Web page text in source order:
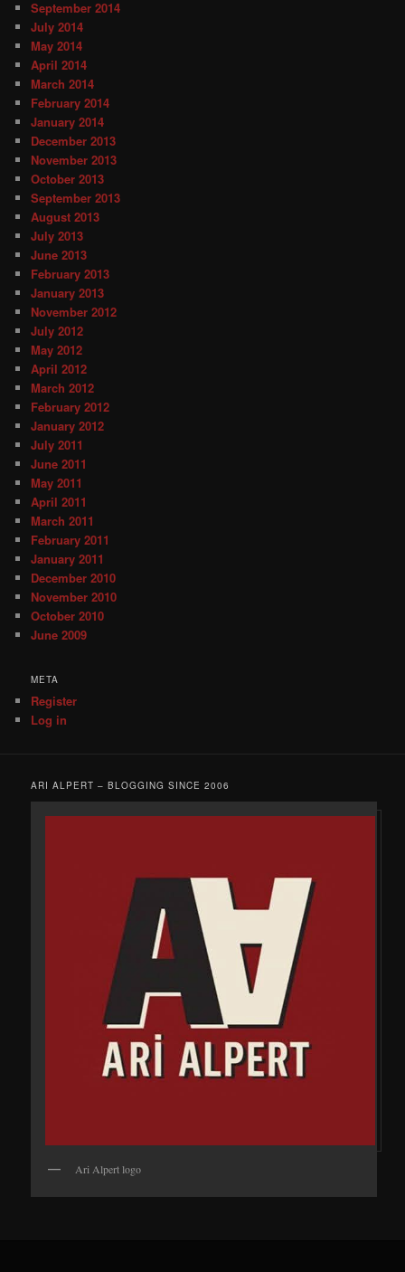
September 2014
July 2014
May 2014
April 2014
March 2014
February 2014
January 2014
December 2013
November 2013
October 2013
September 2013
August 2013
July 2013
June 2013
February 2013
January 2013
November 2012
July 2012
May 2012
April 2012
March 2012
February 2012
January 2012
July 2011
June 2011
May 2011
April 2011
March 2011
February 2011
January 2011
December 2010
November 2010
October 2010
June 2009
META
Register
Log in
ARI ALPERT – BLOGGING SINCE 2006
Ari Alpert logo